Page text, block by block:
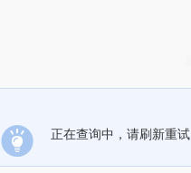
正在查询中，请刷新重试